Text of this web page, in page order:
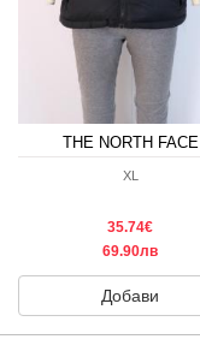
THE NORTH FACE
XL
35.74€
69.90лв
Добави